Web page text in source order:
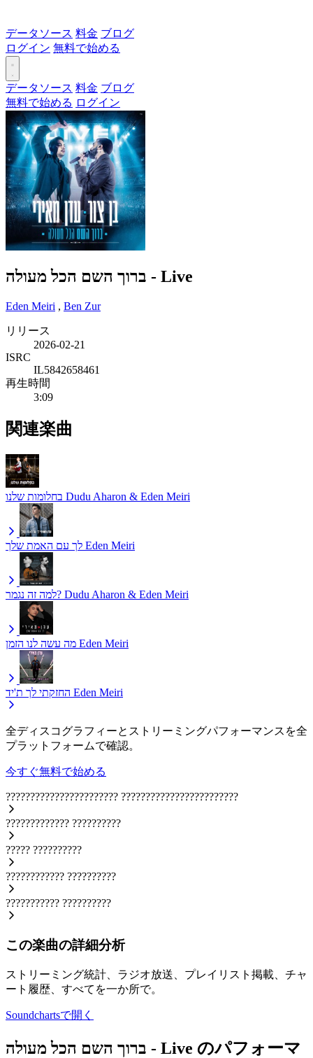
データソース 料金 ブログ
ログイン 無料で始める
データソース 料金 ブログ
無料で始める ログイン
ברוך השם הכל מעולה - Live
Eden Meiri , Ben Zur
リリース
2026-02-21
ISRC
IL5842658461
再生時間
3:09
関連楽曲
בחלומות שלנו Dudu Aharon & Eden Meiri
לך עם האמת שלך Eden Meiri
למה זה נגמר? Dudu Aharon & Eden Meiri
מה עשה לנו הזמן Eden Meiri
החזקתי לך ת'יד Eden Meiri
全ディスコグラフィーとストリーミングパフォーマンスを全
プラットフォームで確認。
今すぐ無料で始める
??????????????????????? ????????????????????????
????????????? ??????????
????? ??????????
???????????? ??????????
??????????? ??????????
この楽曲の詳細分析
ストリーミング統計、ラジオ放送、プレイリスト掲載、チャ
ート履歴、すべてを一か所で。
Soundchartsで開く
ברוך השם הכל מעולה - Live のパフォーマ